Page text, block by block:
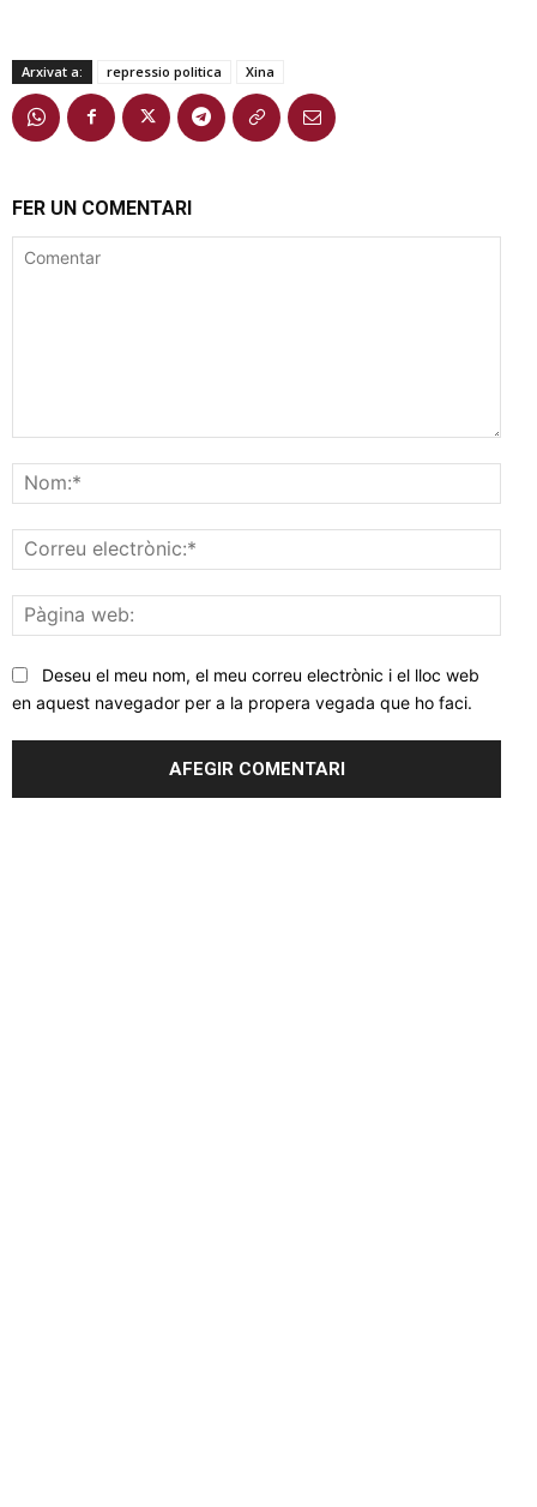
Arxivat a: repressio politica Xina
FER UN COMENTARI
web:
Deseu el meu nom, el meu correu electrònic i el lloc web
en aquest navegador per a la propera vegada que ho faci.